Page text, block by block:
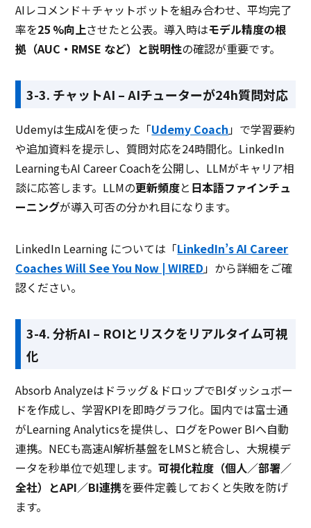
AIレコメンド＋チャットボットを組み合わせ、平均完了
率を25 %向上させたと公表。導入時はモデル精度の根
拠（AUC・RMSE など）と説明性の確認が重要です。
3-3. チャットAI – AIチューターが24h質問対応
Udemyは生成AIを使った「Udemy Coach」で学習要約
や追加資料を提示し、質問対応を24時間化。LinkedIn
LearningもAI Career Coachを公開し、LLMがキャリア相
談に応答します。LLMの更新頻度と 日本語ファインチュ
ーニングが導入可否の分かれ目になります。
LinkedIn Learning については「LinkedIn’s AI Career
Coaches Will See You Now | WIRED」から詳細をご確
認ください。
3-4. 分析AI – ROIとリスクをリアルタイム可視
化
Absorb Analyzeはドラッグ＆ドロップでBIダッシュボー
ドを作成し、学習KPIを即時グラフ化。国内では富士通
がLearning Analyticsを提供し、ログをPower BIへ自動
連携。NECも高速AI解析基盤をLMSと統合し、大規模デ
ータを秒単位で処理します。可視化粒度（個人／部署／
全社）とAPI／BI連携を要件定義しておくと失敗を防げ
ます。